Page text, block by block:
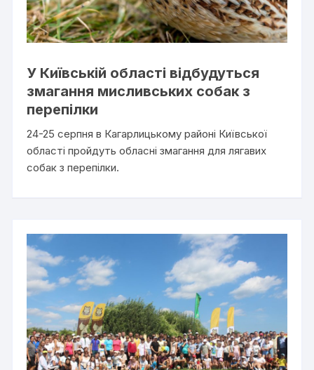
У Київській області відбудуться
змагання мисливських собак з
перепілки
24-25 серпня в Кагарлицькому районі Київської
області пройдуть обласні змагання для лягавих
собак з перепілки.